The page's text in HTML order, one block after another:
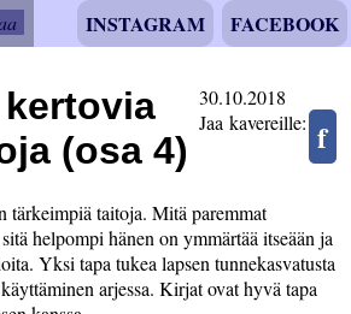
FACEBOOK
INSTAGRAM
30.10.2018
f
Jaa kavereille:
(osa 4)
tärkeimpiä taitoja. Mitä paremmat
helpompi hänen on ymmärtää itseään ja
Yksi tapa tukea lapsen tunnekasvatusta
arjessa. Kirjat ovat hyvä tapa